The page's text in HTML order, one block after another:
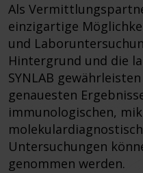
Als
einzigartige
und
Hintergrund und die
SYNLAB
genauesten
immunologischen,
Untersuchungen
genommen werden.